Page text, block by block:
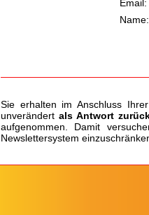
Sie erhalten im Anschluss
unverändert als Antwort
aufgenommen. Damit
Newslettersystem